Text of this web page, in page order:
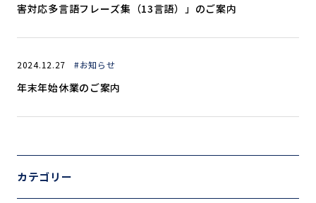
害対応多言語フレーズ集（13言語）」のご案内
2024.12.27 #お知らせ
年末年始休業のご案内
カテゴリー